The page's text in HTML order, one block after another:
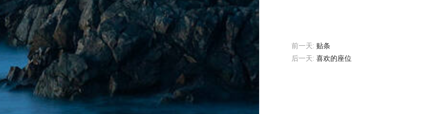
前一天: 贴条
后一天:喜欢的座位